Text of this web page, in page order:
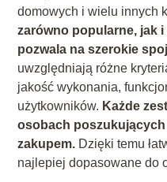
domowych i wielu innych
zarówno popularne, jak
pozwala na szerokie
uwzględniają różne
jakość wykonania,
użytkowników. Każde
osobach
zakupem. Dzięki temu
najlepiej dopasowane do